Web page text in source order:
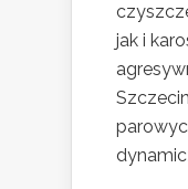
jak i